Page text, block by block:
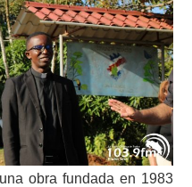
obra fundada en 1983